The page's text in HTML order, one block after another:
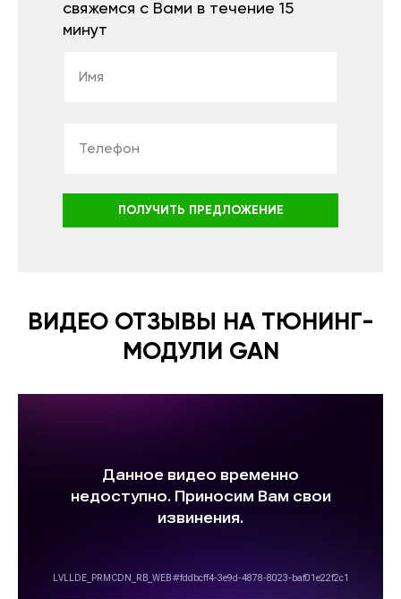
свяжемся с Вами в течение 15
минут
ПОЛУЧИТЬ ПРЕДЛОЖЕНИЕ
ВИДЕО ОТЗЫВЫ НА ТЮНИНГ-
МОДУЛИ GAN